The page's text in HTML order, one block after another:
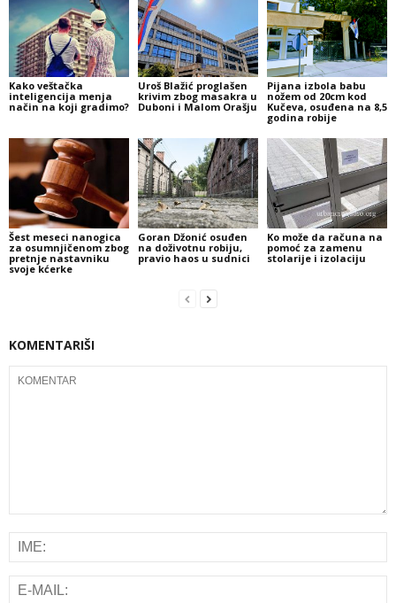
Kako veštačka
inteligencija menja
način na koji gradimo?
Uroš Blažić proglašen
krivim zbog masakra u
Duboni i Malom Orašju
Pijana izbola babu
nožem od 20cm kod
Kučeva, osuđena na 8,5
godina robije
Šest meseci nanogica
za osumnjičenom zbog
pretnje nastavniku
svoje kćerke
Goran Džonić osuđen
na doživotnu robiju,
pravio haos u sudnici
Ko može da računa na
pomoć za zamenu
stolarije i izolaciju
KOMENTARIŠI